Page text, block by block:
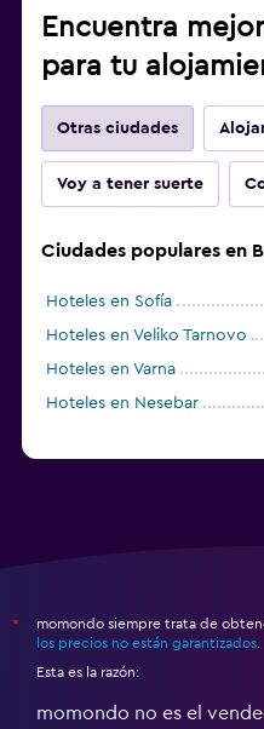
Encuentra
para tu
Otras ciudades
Voy a tener suerte
Ciudades populares en
Hoteles en Sofía
Hoteles en Veliko Tarnovo
Hoteles en Varna
Hoteles en Nesebar
*
momondo siempre trata de
los precios no están garantizados
Esta es la razón:
momondo no es el